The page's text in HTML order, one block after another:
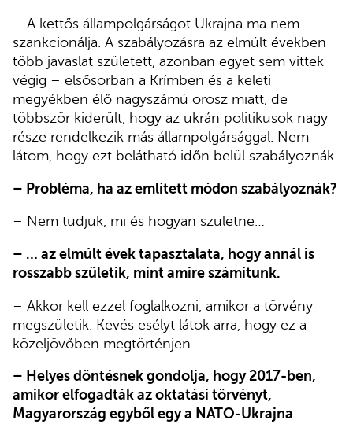
– A kettős állampolgárságot Ukrajna ma nem
szankcionálja. A szabályozásra az elmúlt években
több javaslat született, azonban egyet sem vittek
végig – elsősorban a Krímben és a keleti
megyékben élő nagyszámú orosz miatt, de
többször kiderült, hogy az ukrán politikusok nagy
része rendelkezik más állampolgársággal. Nem
látom, hogy ezt belátható időn belül szabályoznák.
– Probléma, ha az említett módon szabályoznák?
– Nem tudjuk, mi és hogyan születne…
– … az elmúlt évek tapasztalata, hogy annál is
rosszabb születik, mint amire számítunk.
– Akkor kell ezzel foglalkozni, amikor a törvény
megszületik. Kevés esélyt látok arra, hogy ez a
közeljövőben megtörténjen.
– Helyes döntésnek gondolja, hogy 2017-ben,
amikor elfogadták az oktatási törvényt,
Magyarország egyből egy a NATO-Ukrajna